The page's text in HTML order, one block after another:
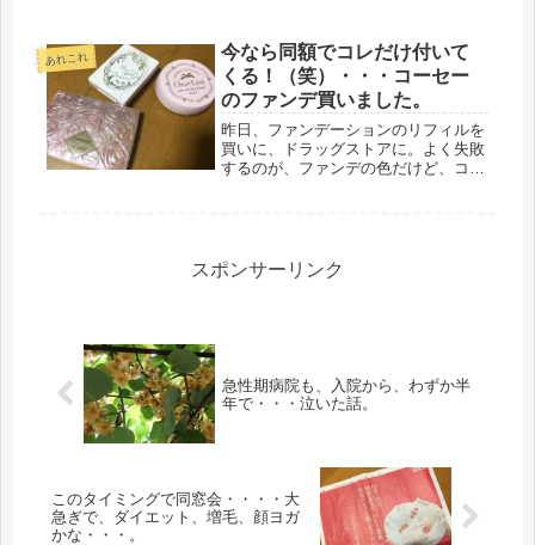
間は少なく、6人待ちでした(*^^)vしっ
かし、若い子は、元気だよね(...
あれこれ
今なら同額でコレだけ付いて
くる！（笑）・・・コーセー
のファンデ買いました。
昨日、ファンデーションのリフィルを
買いに、ドラッグストアに。よく失敗
するのが、ファンデの色だけど、コレ
スポンサーリンク
急性期病院も、入院から、わずか半
年で・・・泣いた話。
このタイミングで同窓会・・・・大
急ぎで、ダイエット、増毛、顔ヨガ
かな・・・。